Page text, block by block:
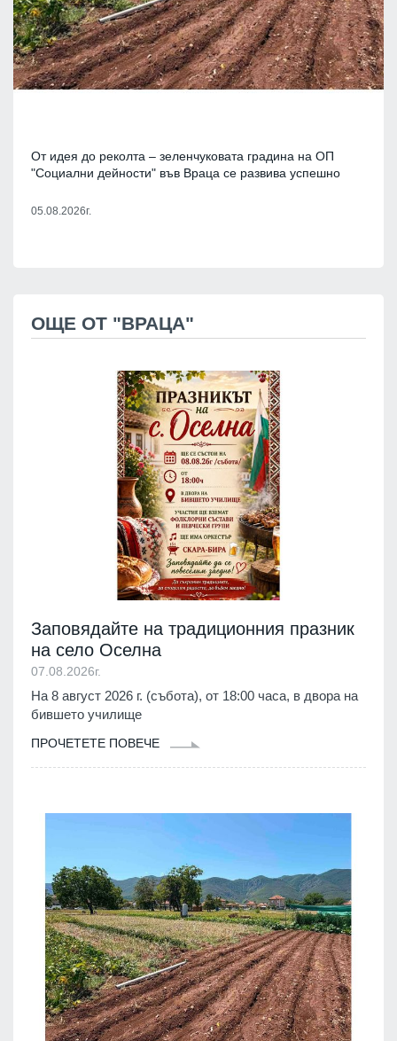
От идея до реколта – зеленчуковата градина на ОП
"Социални дейности" във Враца се развива успешно
05.08.2026г.
ОЩЕ ОТ "ВРАЦА"
Заповядайте на традиционния празник
на село Оселна
07.08.2026г.
На 8 август 2026 г. (събота), от 18:00 часа, в двора на
бившето училище
ПРОЧЕТЕТЕ ПОВЕЧЕ